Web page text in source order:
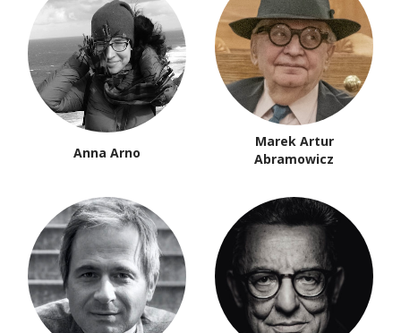
Anna Arno
Marek Artur
Abramowicz